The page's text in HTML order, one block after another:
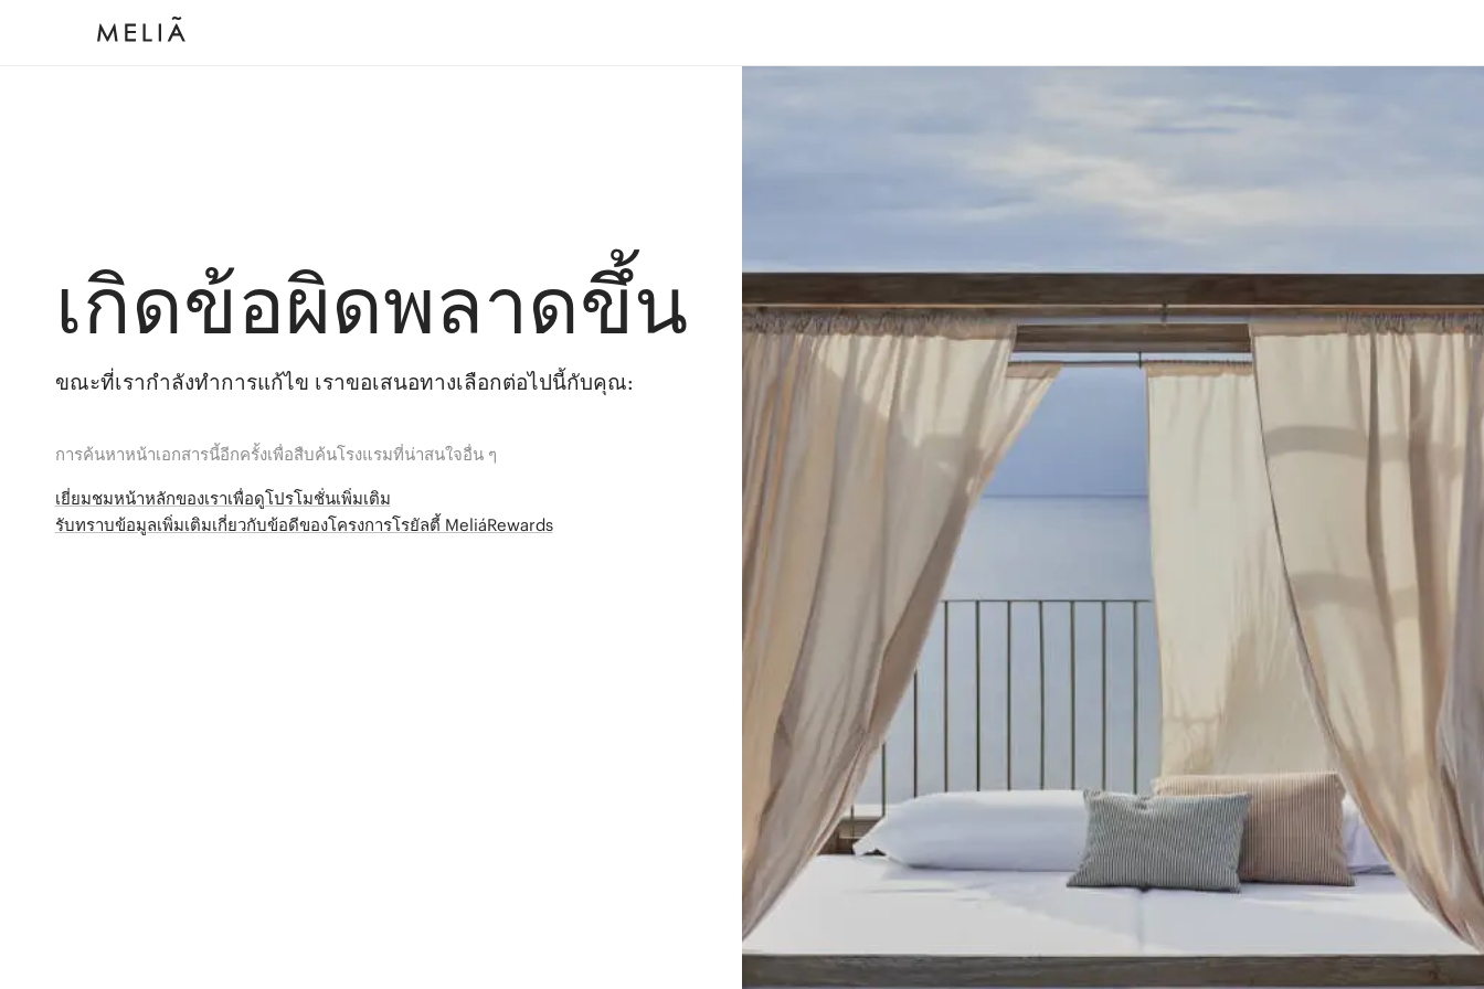
เกิดข้อผิดพลาดขึ้น
ขณะที่เรากำลังทำการแก้ไข เราขอเสนอทางเลือกต่อไปนี้กับคุณ:
การค้นหาหน้าเอกสารนี้อีกครั้งเพื่อสืบค้นโรงแรมที่น่าสนใจอื่น ๆ
เยี่ยมชมหน้าหลักของเราเพื่อดูโปรโมชั่นเพิ่มเติม
รับทราบข้อมูลเพิ่มเติมเกี่ยวกับข้อดีของโครงการโรยัลตี้ MeliáRewards